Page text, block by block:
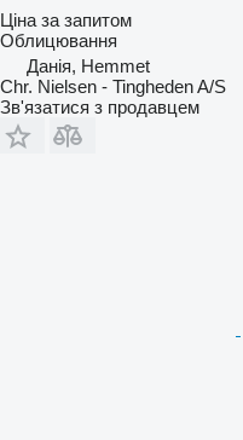
Ціна за запитом
Облицювання
Данія, Hemmet
Chr. Nielsen - Tingheden A/S
Зв'язатися з продавцем